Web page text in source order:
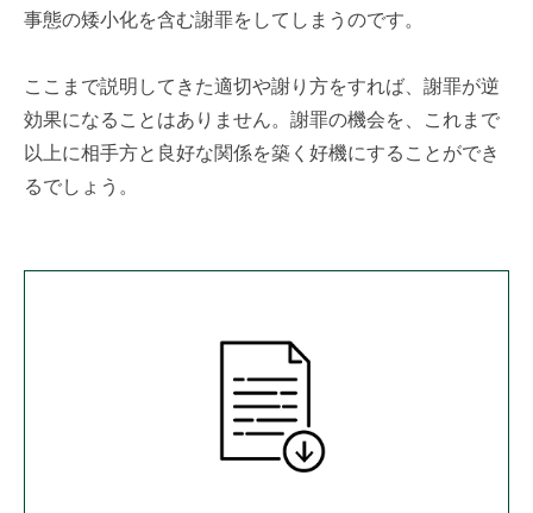
事態の矮小化を含む謝罪をしてしまうのです。
ここまで説明してきた適切や謝り方をすれば、謝罪が逆
効果になることはありません。謝罪の機会を、これまで
以上に相手方と良好な関係を築く好機にすることができ
るでしょう。